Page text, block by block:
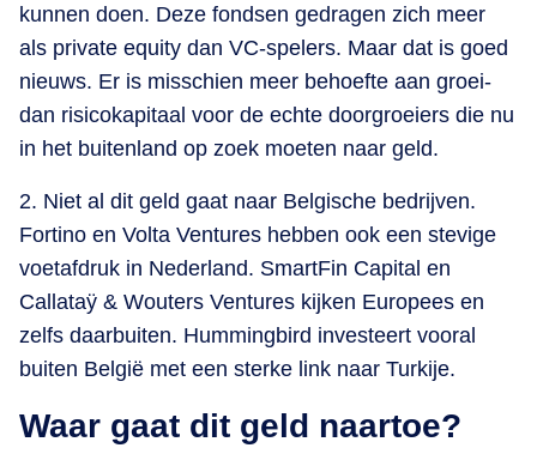
kunnen doen. Deze fondsen gedragen zich meer
als private equity dan VC-spelers. Maar dat is goed
nieuws. Er is misschien meer behoefte aan groei-
dan risicokapitaal voor de echte doorgroeiers die nu
in het buitenland op zoek moeten naar geld.
2. Niet al dit geld gaat naar Belgische bedrijven.
Fortino en Volta Ventures hebben ook een stevige
voetafdruk in Nederland. SmartFin Capital en
Callataÿ & Wouters Ventures kijken Europees en
zelfs daarbuiten. Hummingbird investeert vooral
buiten België met een sterke link naar Turkije.
Waar gaat dit geld naartoe?